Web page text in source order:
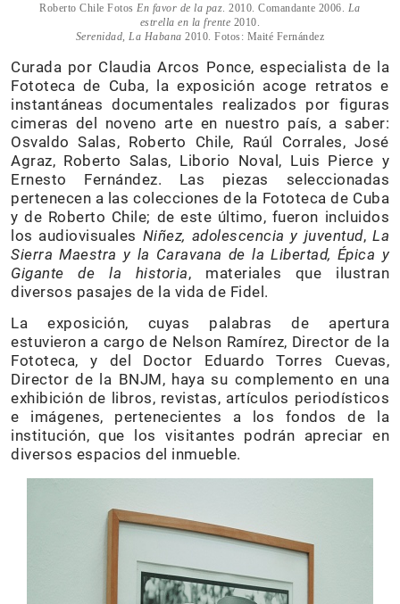
Roberto Chile Fotos En favor de la paz . 2010. Comandante 2006. La
estrella en la frente 2010.
Serenidad, La Habana 2010. Fotos: Maité Fernández
Curada por Claudia Arcos Ponce, especialista de la
Fototeca de Cuba, la exposición acoge retratos e
instantáneas documentales realizados por figuras
cimeras del noveno arte en nuestro país, a saber:
Osvaldo Salas, Roberto Chile, Raúl Corrales, José
Agraz, Roberto Salas, Liborio Noval, Luis Pierce y
Ernesto Fernández. Las piezas seleccionadas
pertenecen a las colecciones de la Fototeca de Cuba
y de Roberto Chile; de este último, fueron incluidos
los audiovisuales Niñez, adolescencia y juventud,La
Sierra Maestra y la Caravana de la Libertad, Épica y
Gigante de la historia, materiales que ilustran
diversos pasajes de la vida de Fidel.
La exposición, cuyas palabras de apertura
estuvieron a cargo de Nelson Ramírez, Director de la
Fototeca, y del Doctor Eduardo Torres Cuevas,
Director de la BNJM, haya su complemento en una
exhibición de libros, revistas, artículos periodísticos
e imágenes, pertenecientes a los fondos de la
institución, que los visitantes podrán apreciar en
diversos espacios del inmueble.